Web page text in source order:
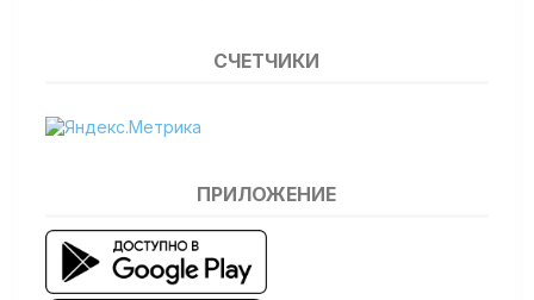
СЧЕТЧИКИ
ПРИЛОЖЕНИЕ